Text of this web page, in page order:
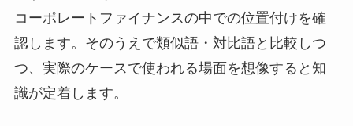
コーポレートファイナンスの中での位置付けを確
認します。そのうえで類似語・対比語と比較しつ
つ、実際のケースで使われる場面を想像すると知
識が定着します。